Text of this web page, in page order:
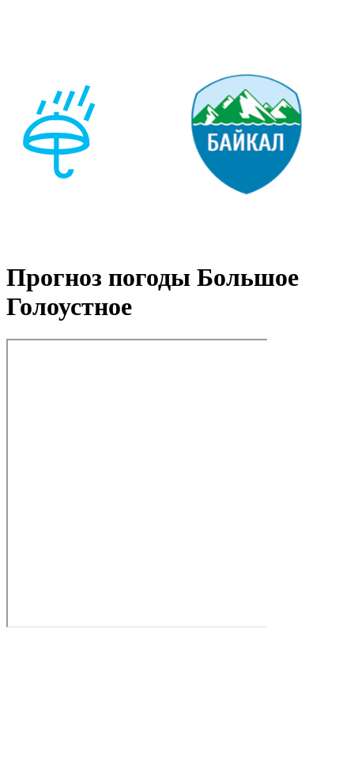
Прогноз погоды Большое
Голоустное